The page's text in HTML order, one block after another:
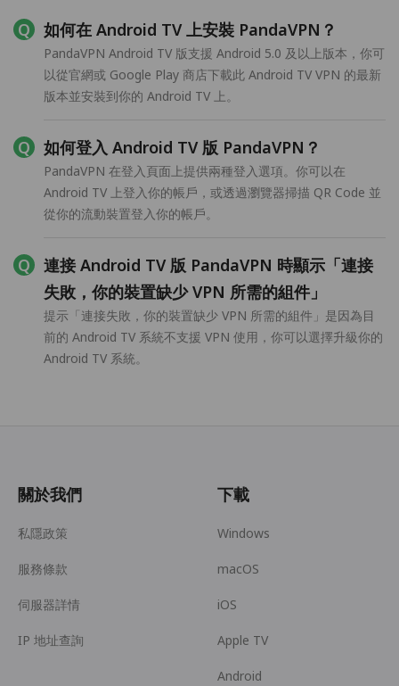
如何在 Android TV 上安裝 PandaVPN？
PandaVPN Android TV 版支援 Android 5.0 及以上版本，你可
以從官網或 Google Play 商店下載此 Android TV VPN 的最新
版本並安裝到你的 Android TV 上。
如何登入 Android TV 版 PandaVPN？
PandaVPN 在登入頁面上提供兩種登入選項。你可以在
Android TV 上登入你的帳戶，或透過瀏覽器掃描 QR Code 並
從你的流動裝置登入你的帳戶。
連接 Android TV 版 PandaVPN 時顯示「連接
失敗，你的裝置缺少 VPN 所需的組件」
提示「連接失敗，你的裝置缺少 VPN 所需的組件」是因為目
前的 Android TV 系統不支援 VPN 使用，你可以選擇升級你的
Android TV 系統。
關於我們
私隱政策
服務條款
伺服器詳情
IP 地址查詢
下載
Windows
macOS
iOS
Apple TV
Android